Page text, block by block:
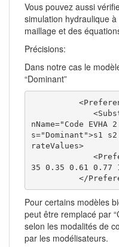
Vous pouvez aussi
simulation hydraulique
maillage et des
Précisions:
Dans notre cas le
“Dominant”
nName="Code
s="Dominant">s1
rateValues>
35 0.35 0.61 0.77
Pour certains modèles
peut être remplacé par
selon les modalités de
par les modélisateurs.